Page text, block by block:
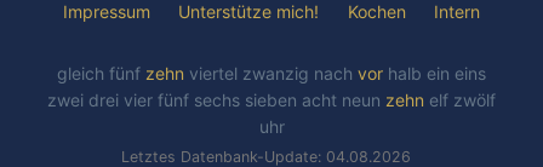
Impressum Unterstütze mich! Kochen Intern
gleich fünf zehn viertel zwanzig nach vor halb ein eins
zwei drei vier fünf sechs sieben acht neun zehn elf zwölf
uhr
Letztes Datenbank-Update: 04.08.2026